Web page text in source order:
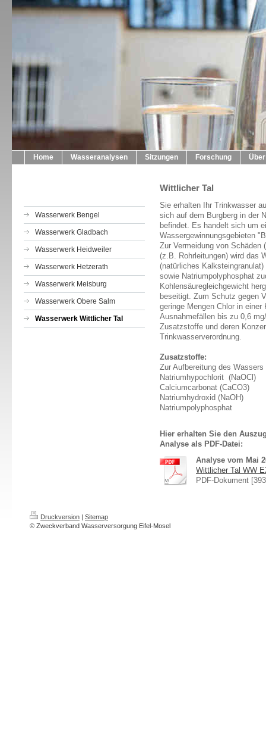
Home Wasseranalysen Sitzungen Forschung
Wasserwerk Bengel
Wasserwerk Gladbach
Wasserwerk Heidweiler
Wasserwerk Hetzerath
Wasserwerk Meisburg
Wasserwerk Obere Salm
Wasserwerk Wittlicher Tal
Wittlicher Tal
Sie erhalten Ihr Trinkwasser
sich auf dem Burgberg in der
befindet. Es handelt sich um
Wassergewinnungsgebieten
Zur Vermeidung von
(z.B. Rohrleitungen) wird das
(natürliches
sowie Natriumpolyphosphat
Kohlensäuregleichgewicht
beseitigt. Zum Schutz gegen
geringe Mengen Chlor in
Ausnahmefällen bis zu 0,6
Zusatzstoffe und deren
Trinkwasserverordnung.
Zusatzstoffe:
Zur Aufbereitung des
Natriumhypochlorit (NaOCl)
Calciumcarbonat (CaCO3)
Natriumhydroxid (NaOH)
Natriumpolyphosphat
Hier erhalten Sie den
Analyse als PDF-Datei:
Analyse vom Mai
Wittlicher Tal WW
PDF-Dokument
Druckversion | Sitemap
© Zweckverband Wasserversorgung Eifel-Mosel